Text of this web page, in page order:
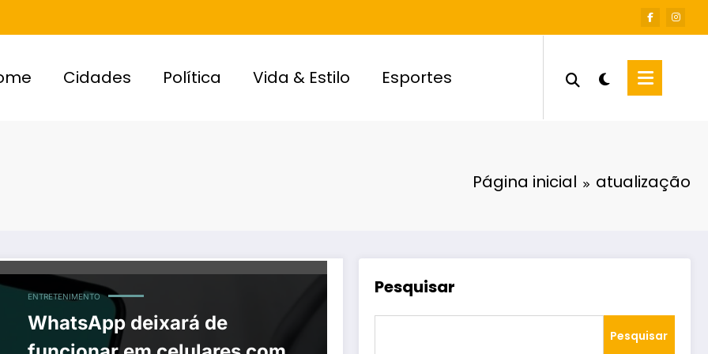
Cidades Política Vida & Estilo Esportes
Página inicial atualização
ENTRETENIMENTO
WhatsApp deixará de
Pesquisar
Pesquisar